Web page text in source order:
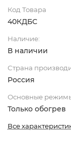
Код Товара
40КДБС
Наличие:
В наличии
Страна
Россия
Основные
Только обогрев
Все